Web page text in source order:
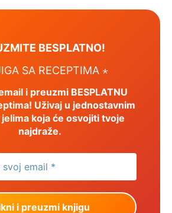
BESPLATNO!
SA RECEPTIMA ⋆
i preuzmi BESPLATNU
Uživaj u jednostavnim
koja će osvojiti tvoje
najdraže.